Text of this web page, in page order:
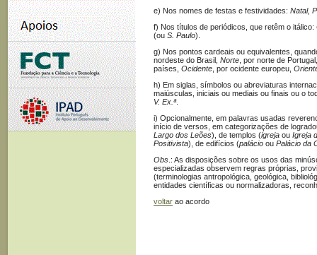
e) Nos nomes de festas e festividades: Natal,
f) Nos títulos de periódicos, que retêm o itálico:
(ou S. Paulo).
g) Nos pontos cardeais ou equivalentes,
nordeste do Brasil, Norte , por norte de
países, Ocidente , por ocidente europeu,
h) Em siglas, símbolos ou abreviaturas
maiúsculas, iniciais ou mediais ou finais ou o
V. Ex.ª.
i) Opcionalmente, em palavras usadas
início de versos, em categorizações de
Largo dos Leões), de templos (igreja ou Igreja
Positivista), de edifícios (palácio ou Palácio da
Obs .: As disposições sobre os usos das
especializadas observem regras próprias,
(terminologias antropológica, geológica,
entidades científicas ou normalizadoras,
voltar ao acordo